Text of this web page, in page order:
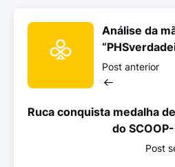
Análise da
Paulo Moraes
Post anterior
Ruca conquista medalha
do
Post